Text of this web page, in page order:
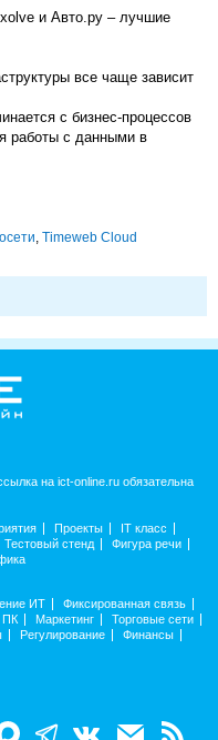
и Авто.ру – лучшие
все чаще зависит
с бизнес-процессов
работы с данными в
, Timeweb Cloud
на ict-online.ru обязательна
Проекты
IT класс
Тестовый стенд
Фигура речи
ИТ
Фиксированная связь
ПК Маркетинг
Торговые сети
Регулирование
Финансы